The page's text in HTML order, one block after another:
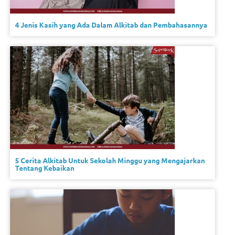
4 Jenis Kasih yang Ada Dalam Alkitab dan Pembahasannya
5 Cerita Alkitab Untuk Sekolah Minggu yang Mengajarkan
Tentang Kebaikan